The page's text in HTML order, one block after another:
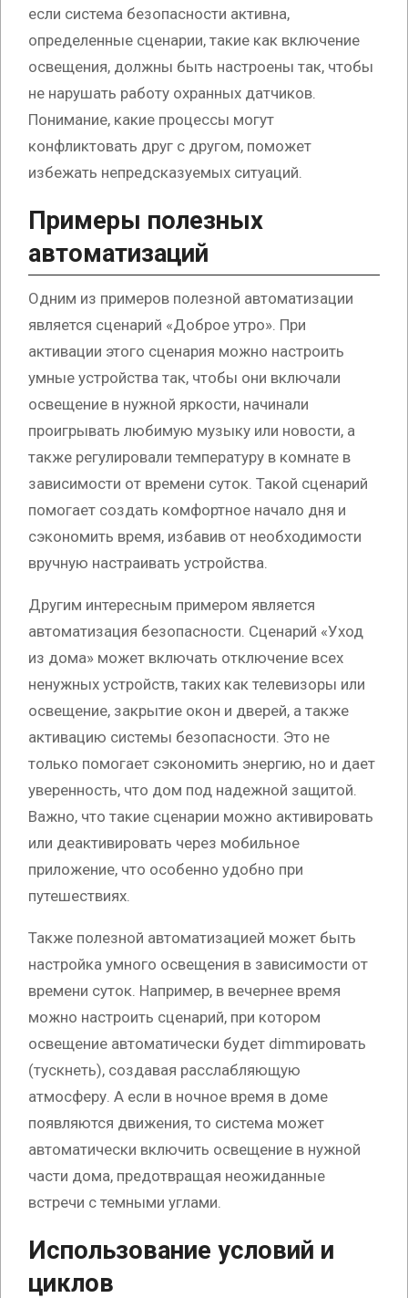
если система безопасности активна,
определенные сценарии, такие как включение
освещения, должны быть настроены так, чтобы
не нарушать работу охранных датчиков.
Понимание, какие процессы могут
конфликтовать друг с другом, поможет
избежать непредсказуемых ситуаций.
Примеры полезных
автоматизаций
Одним из примеров полезной автоматизации
является сценарий «Доброе утро». При
активации этого сценария можно настроить
умные устройства так, чтобы они включали
освещение в нужной яркости, начинали
проигрывать любимую музыку или новости, а
также регулировали температуру в комнате в
зависимости от времени суток. Такой сценарий
помогает создать комфортное начало дня и
сэкономить время, избавив от необходимости
вручную настраивать устройства.
Другим интересным примером является
автоматизация безопасности. Сценарий «Уход
из дома» может включать отключение всех
ненужных устройств, таких как телевизоры или
освещение, закрытие окон и дверей, а также
активацию системы безопасности. Это не
только помогает сэкономить энергию, но и дает
уверенность, что дом под надежной защитой.
Важно, что такие сценарии можно активировать
или деактивировать через мобильное
приложение, что особенно удобно при
путешествиях.
Также полезной автоматизацией может быть
настройка умного освещения в зависимости от
времени суток. Например, в вечернее время
можно настроить сценарий, при котором
освещение автоматически будет dimmировать
(тускнеть), создавая расслабляющую
атмосферу. А если в ночное время в доме
появляются движения, то система может
автоматически включить освещение в нужной
части дома, предотвращая неожиданные
встречи с темными углами.
Использование условий и
циклов